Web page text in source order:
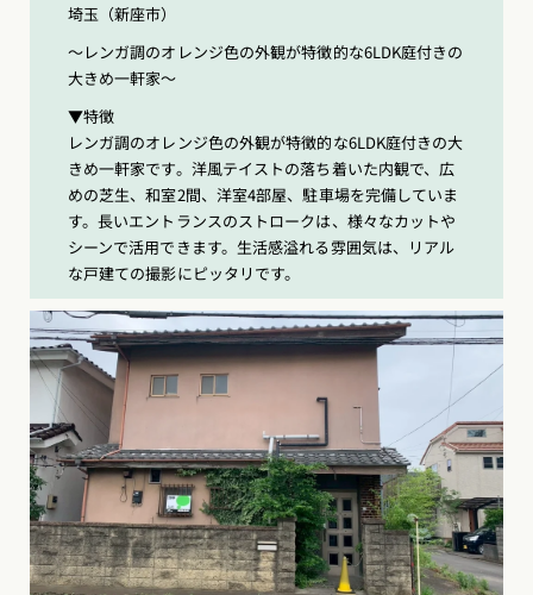
埼玉（新座市）
〜レンガ調のオレンジ色の外観が特徴的な6LDK庭付きの
大きめ一軒家〜
▼特徴
レンガ調のオレンジ色の外観が特徴的な6LDK庭付きの大
きめ一軒家です。洋風テイストの落ち着いた内観で、広
めの芝生、和室2間、洋室4部屋、駐車場を完備していま
す。長いエントランスのストロークは、様々なカットや
シーンで活用できます。生活感溢れる雰囲気は、リアル
な戸建ての撮影にピッタリです。